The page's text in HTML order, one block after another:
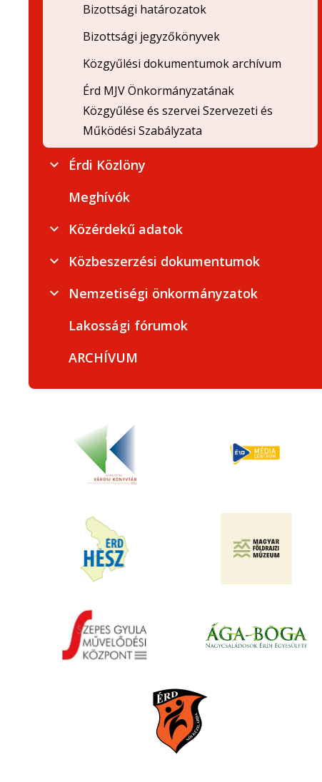
Bizottsági határozatok
Bizottsági jegyzőkönyvek
Közgyűlési dokumentumok archívum
Érd MJV Önkormányzatának
Közgyűlése és szervei Szervezeti és
Működési Szabályzata
Érdi Közlöny
Meghívók
Közérdekű adatok
Közbeszerzési dokumentumok
Nemzetiségi önkormányzatok
Lakossági fórumok
ARCHÍVUM